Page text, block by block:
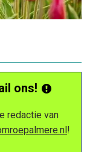
ons!
redactie van
!